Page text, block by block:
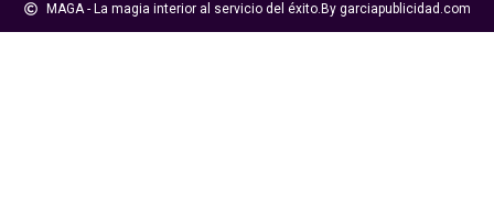
MAGA - La magia interior al servicio del éxito. By garciapublicidad.com